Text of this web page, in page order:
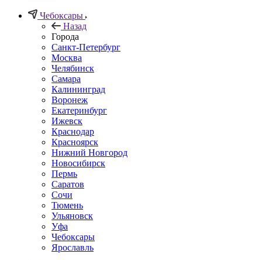
Чебоксары
Назад
Города
Санкт-Петербург
Москва
Челябинск
Самара
Калининград
Воронеж
Екатеринбург
Ижевск
Краснодар
Красноярск
Нижний Новгород
Новосибирск
Пермь
Саратов
Сочи
Тюмень
Ульяновск
Уфа
Чебоксары
Ярославль